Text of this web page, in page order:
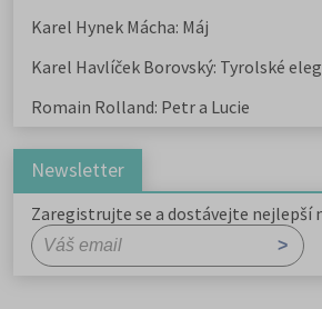
Karel Hynek Mácha: Máj
Karel Havlíček Borovský: Tyrolské
Romain Rolland: Petr a Lucie
Newsletter
Zaregistrujte se a dostávejte nejlepší